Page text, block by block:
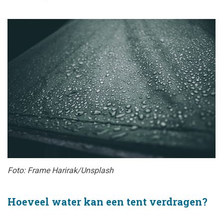
Foto: Frame Harirak/Unsplash
Hoeveel water kan een tent verdragen?